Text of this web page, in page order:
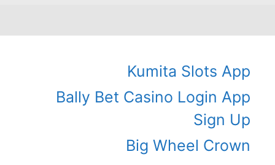
Kumita Slots App
Bally Bet Casino Login App
Sign Up
Big Wheel Crown